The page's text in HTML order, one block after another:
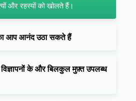
और रहस्यों को खोलते हैं।
आप आनंद उठा सकते हैं
के और बिलकुल मुफ़्त उपलब्ध